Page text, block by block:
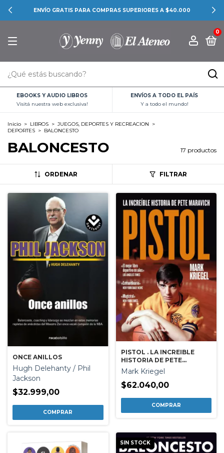
CONOCÉ LAS PROMOCIONES BANCARIAS
0
EBOOKS Y AUDIO LIBROS
Visitá nuestra web exclusiva!
ENVÍOS A TODO EL PAÍS
Y a todo el mundo!
Inicio > LIBROS > JUEGOS, DEPORTES Y RECREACION
>
DEPORTES > BALONCESTO
BALONCESTO 17 productos
ORDENAR FILTRAR
ONCE ANILLOS
Hugh Delehanty / Phil
Jackson
$32.999,00
PISTOL . LA INCREIBLE
HISTORIA DE PETE
MARAVICH
Mark Kriegel
$62.040,00
SIN STOCK